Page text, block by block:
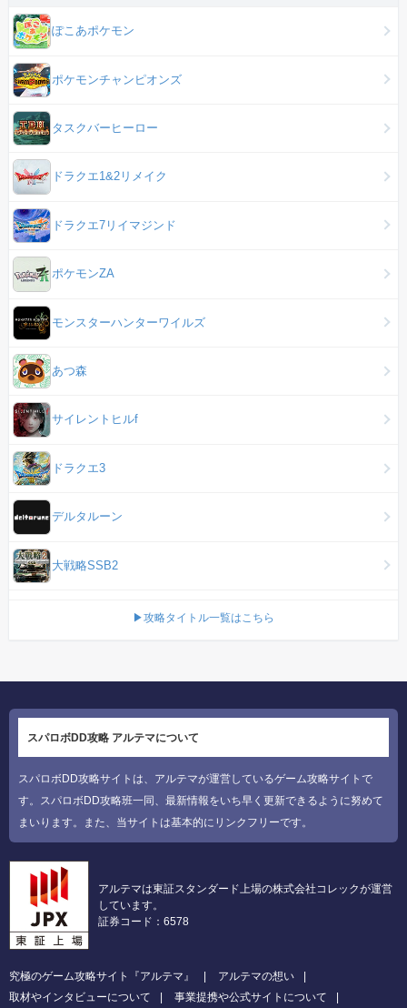
ぽこあポケモン
ポケモンチャンピオンズ
タスクバーヒーロー
ドラクエ1&2リメイク
ドラクエ7リイマジンド
ポケモンZA
モンスターハンターワイルズ
あつ森
サイレントヒルf
ドラクエ3
デルタルーン
大戦略SSB2
▶攻略タイトル一覧はこちら
スパロボDD攻略 アルテマについて
スパロボDD攻略サイトは、アルテマが運営しているゲーム攻略サイトで
す。スパロボDD攻略班一同、最新情報をいち早く更新できるように努めて
まいります。また、当サイトは基本的にリンクフリーです。
アルテマは東証スタンダード上場の株式会社コレックが運営
しています。
証券コード：6578
究極のゲーム攻略サイト『アルテマ』
アルテマの想い
取材やインタビューについて
事業提携や公式サイトについて